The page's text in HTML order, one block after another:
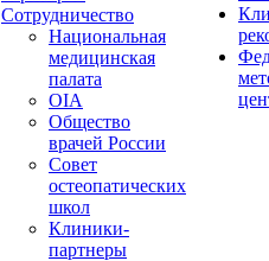
Сотрудничество
Национальная
медицинская
палата
OIA
Общество
врачей России
Совет
остеопатических
школ
Клиники-
партнеры